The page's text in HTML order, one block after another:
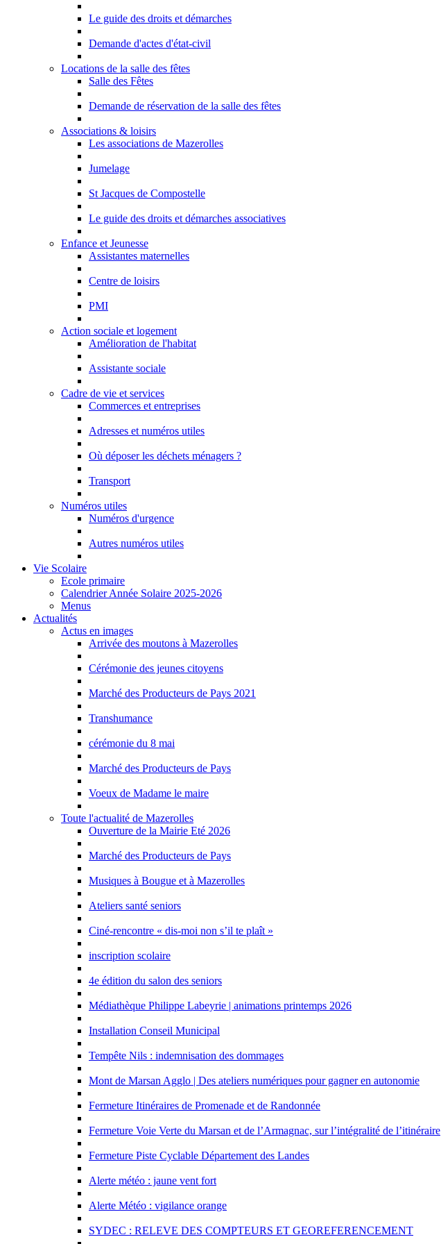
Le guide des droits et démarches
Demande d'actes d'état-civil
Locations de la salle des fêtes
Salle des Fêtes
Demande de réservation de la salle des fêtes
Associations & loisirs
Les associations de Mazerolles
Jumelage
St Jacques de Compostelle
Le guide des droits et démarches associatives
Enfance et Jeunesse
Assistantes maternelles
Centre de loisirs
PMI
Action sociale et logement
Amélioration de l'habitat
Assistante sociale
Cadre de vie et services
Commerces et entreprises
Adresses et numéros utiles
Où déposer les déchets ménagers ?
Transport
Numéros utiles
Numéros d'urgence
Autres numéros utiles
Vie Scolaire
Ecole primaire
Calendrier Année Solaire 2025-2026
Menus
Actualités
Actus en images
Arrivée des moutons à Mazerolles
Cérémonie des jeunes citoyens
Marché des Producteurs de Pays 2021
Transhumance
cérémonie du 8 mai
Marché des Producteurs de Pays
Voeux de Madame le maire
Toute l'actualité de Mazerolles
Ouverture de la Mairie Eté 2026
Marché des Producteurs de Pays
Musiques à Bougue et à Mazerolles
Ateliers santé seniors
Ciné-rencontre « dis-moi non s’il te plaît »
inscription scolaire
4e édition du salon des seniors
Médiathèque Philippe Labeyrie | animations printemps 2026
Installation Conseil Municipal
Tempête Nils : indemnisation des dommages
Mont de Marsan Agglo | Des ateliers numériques pour gagner en autonomie
Fermeture Itinéraires de Promenade et de Randonnée
Fermeture Voie Verte du Marsan et de l’Armagnac, sur l’intégralité de l’itinéraire
Fermeture Piste Cyclable Département des Landes
Alerte météo : jaune vent fort
Alerte Météo : vigilance orange
SYDEC : RELEVE DES COMPTEURS ET GEOREFERENCEMENT